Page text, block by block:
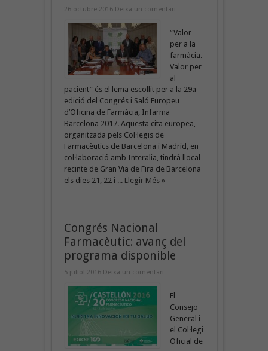
26 octubre 2016 Deixa un comentari
“Valor
per a la
farmàcia.
Valor per
al
pacient” és el lema escollit per a la 29a
edició del Congrés i Saló Europeu
d’Oficina de Farmàcia, Infarma
Barcelona 2017. Aquesta cita europea,
organitzada pels Col·legis de
Farmacèutics de Barcelona i Madrid, en
col·laboració amb Interalia, tindrà llocal
recinte de Gran Via de Fira de Barcelona
els dies 21, 22 i ... Llegir Més »
Congrés Nacional
Farmacèutic: avanç del
programa disponible
5 juliol 2016 Deixa un comentari
El
Consejo
General i
el Col·legi
Oficial de